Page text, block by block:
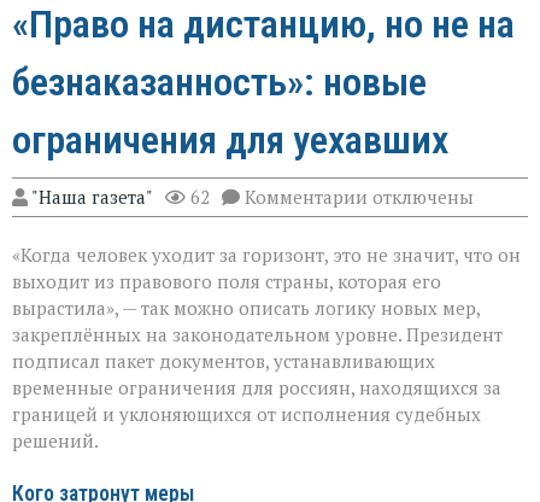
«Право на дистанцию, но не на
безнаказанность»: новые
ограничения для уехавших
"Наша газета" 62 Комментарии к
записи
на
дистанцию,
но
не
на
безнаказанность»:
новые
ограничения
для
отключены
«Когда человек уходит за горизонт, это не значит, что он
выходит из правового поля страны, которая его
вырастила», — так можно описать логику новых мер,
закреплённых на законодательном уровне. Президент
подписал пакет документов, устанавливающих
временные ограничения для россиян, находящихся за
границей и уклоняющихся от исполнения судебных
решений.
Кого затронут меры